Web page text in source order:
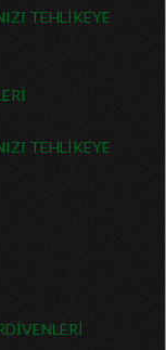
TEHLİKEYE
TEHLİKEYE